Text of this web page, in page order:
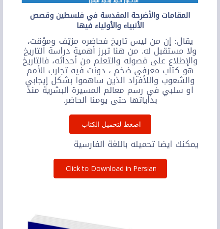
المقامات والأضرحة المقدسة في فلسطين وقصص
الأنبياء والأولياء فيها
يقال: إن من ليس تاريخ فحاضره مزيّف ومؤقت،
ولا مستقبل له. من هنا تبرز أهمية دراسة التاريخ
والإطلاع على فصوله والتعلم من أحداثه، فالتاريخ
هو كتاب معرفي ضخم ، دونت فيه تجارب الأمم
والشعوب واللأفراد الذين ساهموا بشكل إيجابي
او سلبي في رسم معالم المسيرة البشرية منذ
بداياتها حتى يومنا الحاضر.
اضغط لتحميل الكتاب
يمكنك ايضا تحميله باللغة الفارسية
Click to Download in Persian